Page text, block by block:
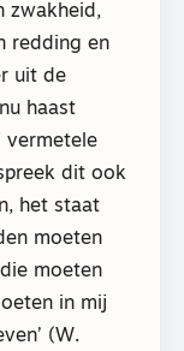
zwakheid,
redding en
uit de
haast
vermetele
dit ook
het staat
moeten
moeten
in mij
(W.